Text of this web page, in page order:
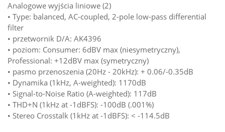
Analogowe wyjścia liniowe (2)
• Type: balanced, AC-coupled, 2-pole low-pass differential
filter
• przetwornik D/A: AK4396
• poziom: Consumer: 6dBV max (niesymetryczny),
Professional: +12dBV max (symetryczny)
• pasmo przenoszenia (20Hz - 20kHz): + 0.06/-0.35dB
• Dynamika (1kHz, A-weighted): 1170dB
• Signal-to-Noise Ratio (A-weighted): 117dB
• THD+N (1kHz at -1dBFS): -100dB (.001%)
• Stereo Crosstalk (1kHz at -1dBFS): < -114.5dB